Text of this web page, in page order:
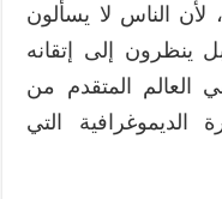
إدارة
الجودة
الشاملة
مغلقة
لأن الناس لا يسألون
إلى إتقانه
العالم المتقدم من
الديموغرافية التي